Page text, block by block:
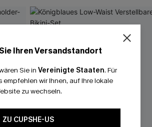
Ihren Versandstandort
Sie in Vereinigte Staaten. Für
wir Ihnen, auf Ihre lokale
zu wechseln.
ZU CUPSHE-US